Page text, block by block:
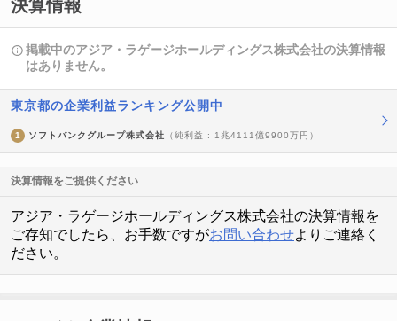
決算情報
掲載中のアジア・ラゲージホールディングス株式会社の決算情報
はありません。
東京都の企業利益ランキング公開中
1 ソフトバンクグループ株式会社 （純利益 : 1兆4111億9900万円）
決算情報をご提供ください
アジア・ラゲージホールディングス株式会社の決算情報を
ご存知でしたら、お手数ですがお問い合わせよりご連絡く
ださい。